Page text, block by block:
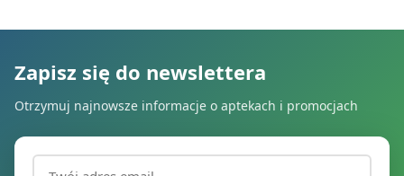
Zapisz się do newslettera
Otrzymuj najnowsze informacje o aptekach i promocjach
Adres email (wymagany)